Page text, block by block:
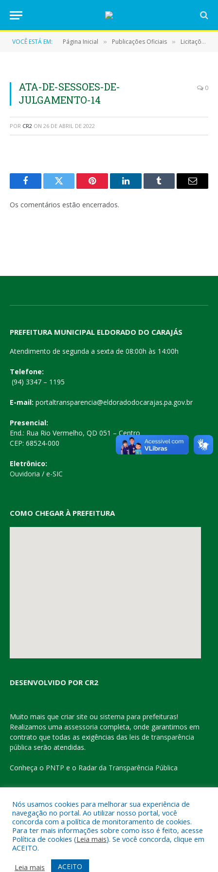
VOCÊ ESTÁ EM: Página Inicial » Publicações Oficiais » Licitações
ATA-DE-SESSOES-DE-
JULGAMENTO-14
0
POR CR2 ON 26 DE ABRIL DE 2022
FacebookTwitter Pinterest LinkedInTumblr
E-
Os comentários estão encerrados.
PREFEITURA MUNICIPAL ELDORADO DO CARAJÁS
Atendimento de segunda a sexta de 08:00h às 14:00h
Telefone:
(94) 3347 – 1195
E-mail: portaltransparencia@eldoradodocarajas.pa.gov.br
Presencial:
End.: Rua Rio Vermelho, QD 051 – Centro
CEP: 68524-000
Eletrônico:
Ouvidoria / e-SIC
COMO CHEGAR À PREFEITURA
DESENVOLVIDO POR CR2
Muito mais que criar site ou sistema para prefeituras!
Realizamos uma assessoria completa, onde garantimos em
contrato que todas as exigências das leis de transparência
pública serão atendidas.
Conheça o PNTP e o Radar da Transparência Pública
Todos os direitos reservados a Prefeitura Municipal de Eldorado
do Carajás
Mapa do Site
Acessar o Webmail
Nós usamos cookies para melhorar sua experiência de
navegação no portal. Ao utilizar nosso portal, você
concorda com a política de monitoramento de cookies.
Para ter mais informações sobre como isso é feito, acesse
Política de cookies (Leia mais). Se você concorda, clique em
ACEITO.
Leia mais
ACEITO